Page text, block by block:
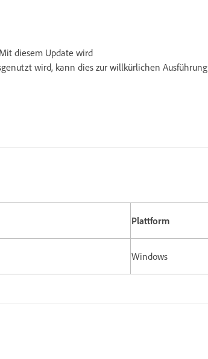
diesem Update wird
wird, kann dies zur willkürlichen Ausführung
Plattform
Windows